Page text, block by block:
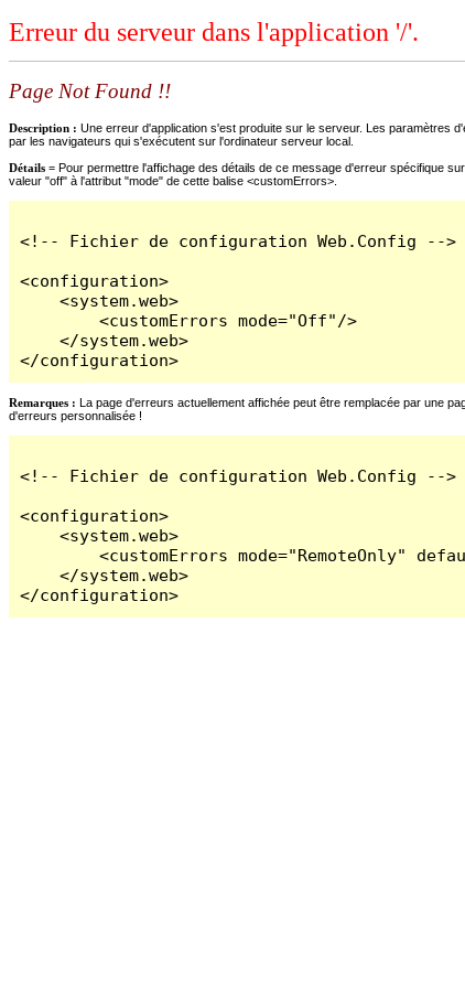
Erreur du serveur dans l'application '/'.
Page Not Found !!
Description : Une erreur d'application s'est produite sur le serveur. Les paramètres
par les navigateurs qui s'exécutent sur l'ordinateur serveur local.
Détails = Pour permettre l'affichage des détails de ce message d'erreur spécifique
valeur "off" à l'attribut "mode" de cette balise <customErrors>.
<!-- Fichier de configuration Web.Config -->
<configuration>
    <system.web>
        <customErrors mode="Off"/>
    </system.web>
</configuration>
Remarques : La page d'erreurs actuellement affichée peut être remplacée par une
d'erreurs personnalisée !
<!-- Fichier de configuration Web.Config -->
<configuration>
    <system.web>
<customErrors mode="RemoteOnly"
    </system.web>
</configuration>